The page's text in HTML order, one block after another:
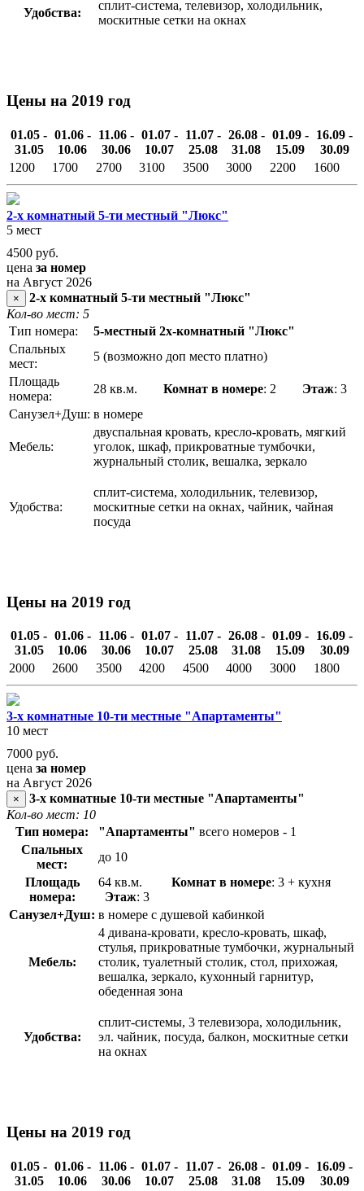
Удобства:
сплит-система, телевизор, холодильник,
москитные сетки на окнах
Цены на 2019 год
01.05 -
31.05
01.06 -
10.06
11.06 -
30.06
01.07 -
10.07
11.07 -
25.08
26.08 -
31.08
01.09 -
15.09
16.09 -
30.09
1200
1700 2700 3100 3500 3000 2200 1600
2-х комнатный 5-ти местный "Люкс"
5 мест
4500 руб.
цена за номер
на Август 2026
×
2-х комнатный 5-ти местный "Люкс"
Кол-во мест: 5
Тип номера:
5-местный 2х-комнатный "Люкс"
Спальных
мест:
5 (возможно доп место платно)
Площадь
номера:
28 кв.м. Комнат в номере: 2 Этаж: 3
Санузел+Душ: в номере
Мебель:
двуспальная кровать, кресло-кровать, мягкий
уголок, шкаф, прикроватные тумбочки,
журнальный столик, вешалка, зеркало
Удобства:
сплит-система, холодильник, телевизор,
москитные сетки на окнах, чайник, чайная
посуда
Цены на 2019 год
01.05 -
31.05
01.06 -
10.06
11.06 -
30.06
01.07 -
10.07
11.07 -
25.08
26.08 -
31.08
01.09 -
15.09
16.09 -
30.09
2000
2600 3500 4200 4500 4000 3000 1800
3-х комнатные 10-ти местные "Апартаменты"
10 мест
7000 руб.
цена за номер
на Август 2026
×
3-х комнатные 10-ти местные "Апартаменты"
Кол-во мест: 10
Тип номера:
"Апартаменты" всего номеров - 1
Спальных
мест:
до 10
Площадь
номера:
64 кв.м. Комнат в номере: 3 + кухня
Этаж: 3
Санузел+Душ: в номере с душевой кабинкой
Мебель:
4 дивана-кровати, кресло-кровать, шкаф,
стулья, прикроватные тумбочки, журнальный
столик, туалетный столик, стол, прихожая,
вешалка, зеркало, кухонный гарнитур,
обеденная зона
Удобства:
сплит-системы, 3 телевизора, холодильник,
эл. чайник, посуда, балкон, москитные сетки
на окнах
Цены на 2019 год
01.05 -
31.05
01.06 -
10.06
11.06 -
30.06
01.07 -
10.07
11.07 -
25.08
26.08 -
31.08
01.09 -
15.09
16.09 -
30.09